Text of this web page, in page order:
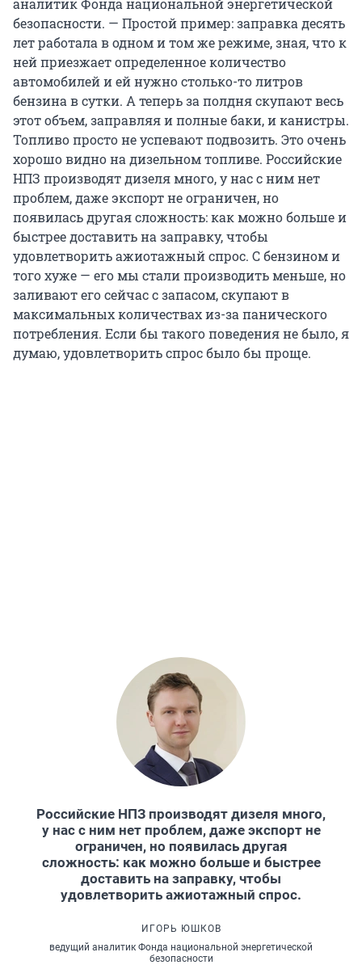
аналитик Фонда национальной энергетической
безопасности. — Простой пример: заправка десять
лет работала в одном и том же режиме, зная, что к
ней приезжает определенное количество
автомобилей и ей нужно столько-то литров
бензина в сутки. А теперь за полдня скупают весь
этот объем, заправляя и полные баки, и канистры.
Топливо просто не успевают подвозить. Это очень
хорошо видно на дизельном топливе. Российские
НПЗ производят дизеля много, у нас с ним нет
проблем, даже экспорт не ограничен, но
появилась другая сложность: как можно больше и
быстрее доставить на заправку, чтобы
удовлетворить ажиотажный спрос. С бензином и
того хуже — его мы стали производить меньше, но
заливают его сейчас с запасом, скупают в
максимальных количествах из-за панического
потребления. Если бы такого поведения не было, я
думаю, удовлетворить спрос было бы проще.
Российские НПЗ производят дизеля много,
у нас с ним нет проблем, даже экспорт не
ограничен, но появилась другая
сложность: как можно больше и быстрее
доставить на заправку, чтобы
удовлетворить ажиотажный спрос.
ИГОРЬ ЮШКОВ
ведущий аналитик Фонда национальной энергетической
безопасности